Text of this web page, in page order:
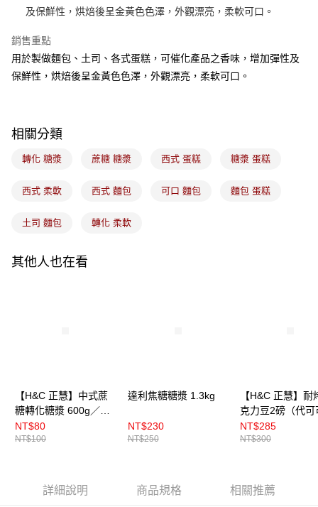
ATM付款
運送方式
7-11取貨(5kg以內，尺寸不超過90cm)
每筆NT$100，滿NT$1,500(含以上)免運費
付款後門市自取
及保鮮性，烘焙後呈金黃色色澤，外觀漂亮，柔軟可口。
銷售重點
用於製做麵包、土司、各式蛋糕，可催化產品之香味，增加彈性及
保鮮性，烘焙後呈金黃色色澤，外觀漂亮，柔軟可口。
相關分類
轉化 糖漿 蔗糖 糖漿 西式 蛋糕 糖漿 蛋糕
西式 柔軟 西式 麵包 可口 麵包 麵包 蛋糕
土司 麵包 轉化 柔軟
其他人也在看
【H&C 正慧】中式蔗
糖轉化糖漿 600g／
4kg
NT$80
NT$100
達利焦糖糖漿 1.3kg
NT$230
NT$250
【H&C 正慧】耐
克力豆2磅（代可
脂）
NT$285
NT$300
詳細說明 商品規格 相關推薦